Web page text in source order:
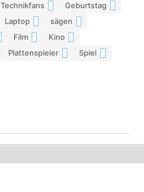
Technikfans Geburtstag
Laptop sägen
Film Kino
Plattenspieler Spiel